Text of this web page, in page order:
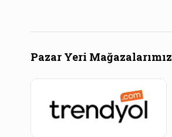
Pazar Yeri Mağazalarımız